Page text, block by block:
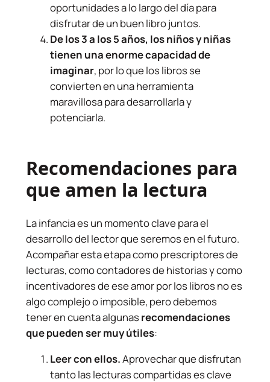
oportunidades a lo largo del día para
disfrutar de un buen libro juntos.
De los 3 a los 5 años, los niños y niñas
tienen una enorme capacidad de
imaginar, por lo que los libros se
convierten en una herramienta
maravillosa para desarrollarla y
potenciarla.
Recomendaciones para
que amen la lectura
La infancia es un momento clave para el
desarrollo del lector que seremos en el futuro.
Acompañar esta etapa como prescriptores de
lecturas, como contadores de historias y como
incentivadores de ese amor por los libros no es
algo complejo o imposible, pero debemos
tener en cuenta algunas recomendaciones
que pueden ser muy útiles:
Leer con ellos.Aprovechar que disfrutan
tanto las lecturas compartidas es clave